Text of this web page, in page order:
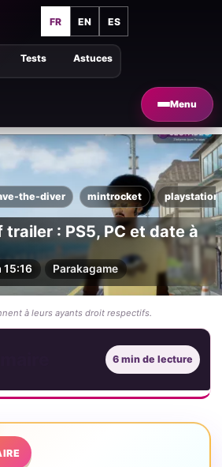
FR EN ES
Menu
Astuces
Tests
the-diver mintrocket
trailer : PS5, PC et date à
Parakagame
à leurs ayants droit respectifs.
6 min de lecture